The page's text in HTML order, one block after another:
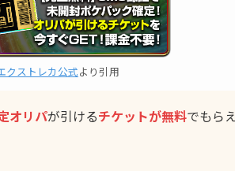
クストレカ公式より引用
オリパが引けるチケットが無料でもら